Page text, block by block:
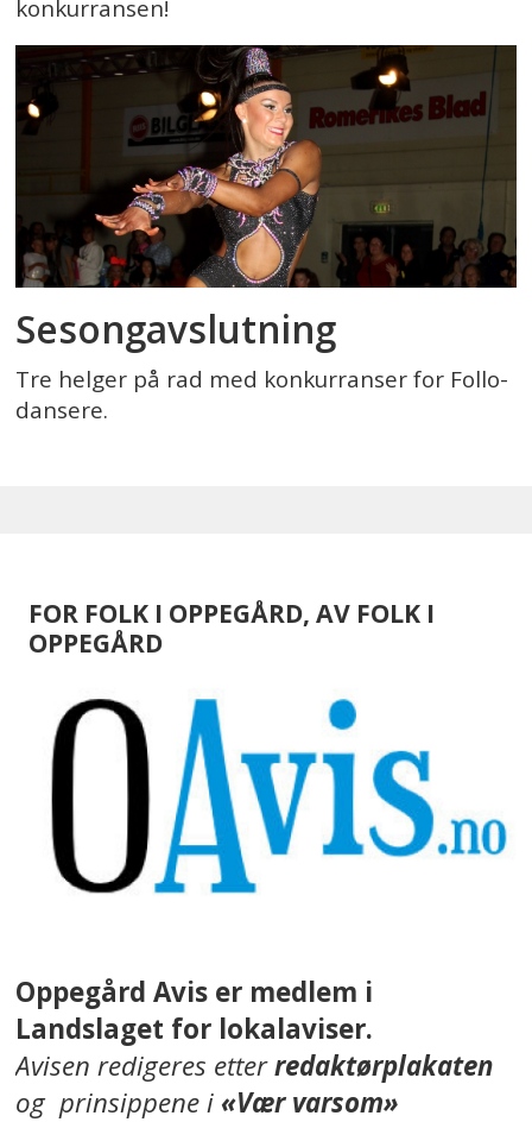
konkurransen!
Sesongavslutning
Tre helger på rad med konkurranser for Follo-
dansere.
FOR FOLK I OPPEGÅRD, AV FOLK I
OPPEGÅRD
Oppegård Avis er medlem i
Landslaget for lokalaviser.
Avisen redigeres etterredaktørplakaten
og prinsippene i«Vær varsom»